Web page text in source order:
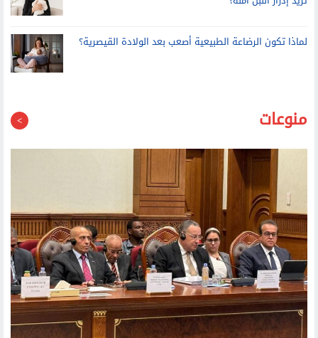
منوعات
وزير الصحة يوقع مذكرة تفاهم مع نظيره التشادي لدعم القطاع
الصحي